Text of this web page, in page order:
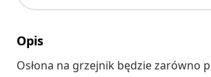
Opis
Osłona na grzejnik będzie zarówno